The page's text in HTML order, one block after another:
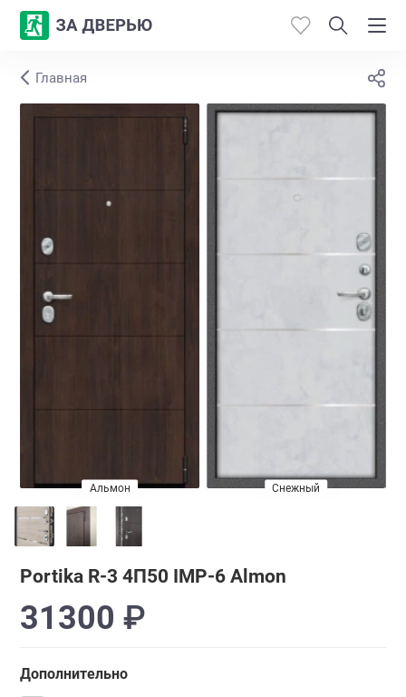
Каталог
Главная
Альмон
Белый Снежный
Portika R-3 4П50 IMP-6 Almon
31300 ₽
Дополнительно